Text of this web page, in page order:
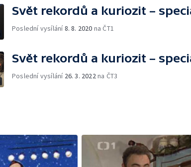
Svět rekordů a kuriozit –
Poslední vysílání8. 8. 2020 na ČT1
Svět rekordů a kuriozit –
Poslední vysílání 26. 3. 2022 na ČT3